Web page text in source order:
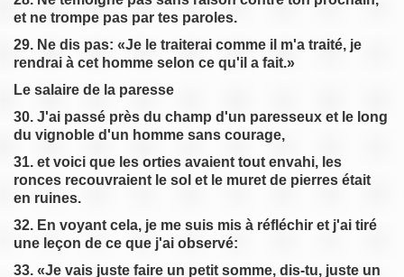
et ne trompe pas par tes paroles.
29. Ne dis pas: «Je le traiterai comme il m'a traité, je
rendrai à cet homme selon ce qu'il a fait.»
Le salaire de la paresse
30. J'ai passé près du champ d'un paresseux et le long
du vignoble d'un homme sans courage,
31. et voici que les orties avaient tout envahi, les
ronces recouvraient le sol et le muret de pierres était
en ruines.
32. En voyant cela, je me suis mis à réfléchir et j'ai tiré
une leçon de ce que j'ai observé:
33. «Je vais juste faire un petit somme, dis-tu, juste un